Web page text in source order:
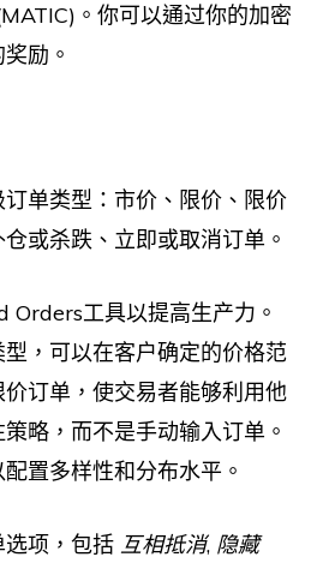
。你可以通过你的加密
励。
单类型：市价、限价、限价
或杀跌、立即或取消订单。
Orders工具以提高生产力。
，可以在客户确定的价格范
订单，使交易者能够利用他
略，而不是手动输入订单。
置多样性和分布水平。
项，包括 互相抵消, 隐藏